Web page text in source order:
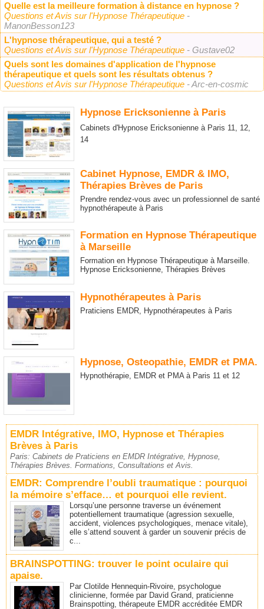
Quelle est la meilleure formation à distance en hypnose ?
Questions et Avis sur l'Hypnose Thérapeutique -
ManonBesson123
L'hypnose thérapeutique, qui a testé ?
Questions et Avis sur l'Hypnose Thérapeutique - Gustave02
Quels sont les domaines d'application de l'hypnose
thérapeutique et quels sont les résultats obtenus ?
Questions et Avis sur l'Hypnose Thérapeutique - Arc-en-cosmic
Hypnose Ericksonienne à Paris
Cabinets d'Hypnose Ericksonienne à Paris 11, 12,
14
Cabinet Hypnose, EMDR & IMO,
Thérapies Brèves de Paris
Prendre rendez-vous avec un professionnel de santé
hypnothérapeute à Paris
Formation en Hypnose Thérapeutique
à Marseille
Formation en Hypnose Thérapeutique à Marseille.
Hypnose Ericksonienne, Thérapies Brèves
Hypnothérapeutes à Paris
Praticiens EMDR, Hypnothérapeutes à Paris
Hypnose, Osteopathie, EMDR et PMA.
Hypnothérapie, EMDR et PMA à Paris 11 et 12
EMDR Intégrative, IMO, Hypnose et Thérapies
Brèves à Paris
Paris: Cabinets de Praticiens en EMDR Intégrative, Hypnose,
Thérapies Brèves. Formations, Consultations et Avis.
EMDR: Comprendre l’oubli traumatique : pourquoi
la mémoire s’efface… et pourquoi elle revient.
Lorsqu’une personne traverse un événement
potentiellement traumatique (agression sexuelle,
accident, violences psychologiques, menace vitale),
elle s’attend souvent à garder un souvenir précis de
c...
BRAINSPOTTING: trouver le point oculaire qui
apaise.
Par Clotilde Hennequin-Rivoire, psychologue
clinicienne, formée par David Grand, praticienne
Brainspotting, thérapeute EMDR accréditée EMDR